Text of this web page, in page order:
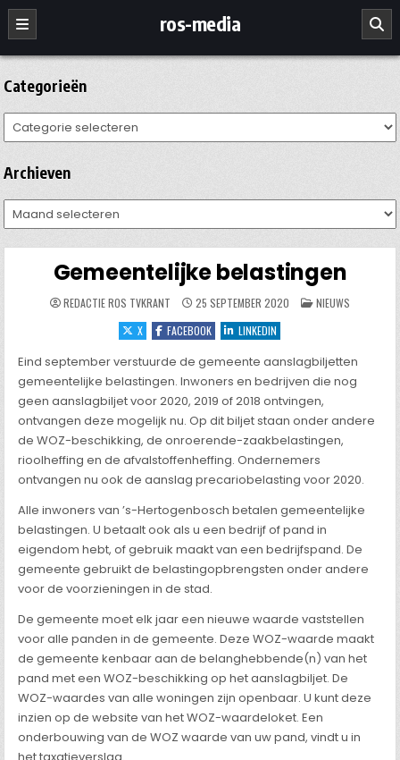
Ga
naar
de
inhoud
ros-media
Categorieën
Categorieën
Archieven
Archieven
Gemeentelijke belastingen
REDACTIE ROS TVKRANT 25 SEPTEMBER 2020 GEPLAATST
IN
NIEUWS
X
FACEBOOK LINKEDIN
Eind september verstuurde de gemeente aanslagbiljetten
gemeentelijke belastingen. Inwoners en bedrijven die nog
geen aanslagbiljet voor 2020, 2019 of 2018 ontvingen,
ontvangen deze mogelijk nu. Op dit biljet staan onder andere
de WOZ-beschikking, de onroerende-zaakbelastingen,
rioolheffing en de afvalstoffenheffing. Ondernemers
ontvangen nu ook de aanslag precariobelasting voor 2020.
Alle inwoners van ’s-Hertogenbosch betalen gemeentelijke
belastingen. U betaalt ook als u een bedrijf of pand in
eigendom hebt, of gebruik maakt van een bedrijfspand. De
gemeente gebruikt de belastingopbrengsten onder andere
voor de voorzieningen in de stad.
De gemeente moet elk jaar een nieuwe waarde vaststellen
voor alle panden in de gemeente. Deze WOZ-waarde maakt
de gemeente kenbaar aan de belanghebbende(n) van het
pand met een WOZ-beschikking op het aanslagbiljet. De
WOZ-waardes van alle woningen zijn openbaar. U kunt deze
inzien op de website van het WOZ-waardeloket. Een
onderbouwing van de WOZ waarde van uw pand, vindt u in